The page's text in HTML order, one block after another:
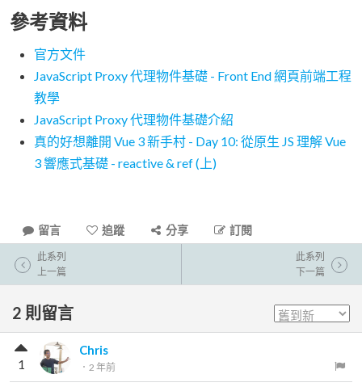
參考資料
官方文件
JavaScript Proxy 代理物件基礎 - Front End 網頁前端工程
教學
JavaScript Proxy 代理物件基礎介紹
真的好想離開 Vue 3 新手村 - Day 10: 從原生 JS 理解 Vue
3 響應式基礎 - reactive & ref (上)
留言 追蹤 分享 訂閱
此系列
上一篇
此系列
下一篇
2 則留言
Chris
． 2 年前
1